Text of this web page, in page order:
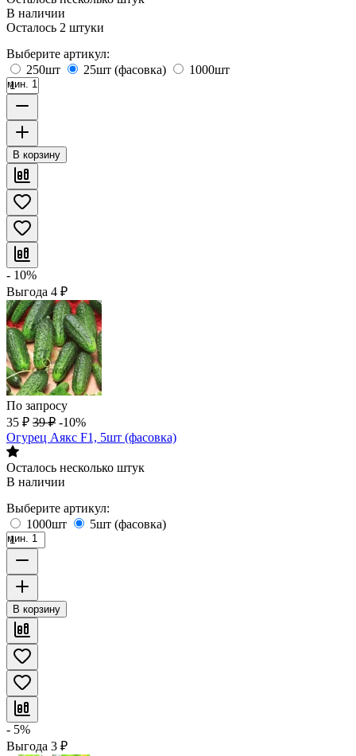
В наличии
Осталось 2 штуки
Выберите артикул:
250шт
25шт (фасовка) 1000шт
мин. 1
В корзину
- 10%
Выгода 4 ₽
По запросу
35 ₽ 39 ₽ -10%
Огурец Аякс F1, 5шт (фасовка)
Осталось несколько штук
В наличии
Выберите артикул:
1000шт
5шт (фасовка)
мин. 1
В корзину
- 5%
Выгода 3 ₽